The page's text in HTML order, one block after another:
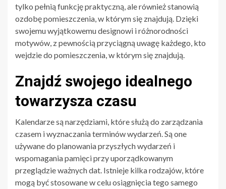
tylko pełnią funkcję praktyczną, ale również stanowią
ozdobę pomieszczenia, w którym się znajdują. Dzięki
swojemu wyjątkowemu designowi i różnorodności
motywów, z pewnością przyciągną uwagę każdego, kto
wejdzie do pomieszczenia, w którym się znajdują.
Znajdź swojego idealnego
towarzysza czasu
Kalendarze są narzędziami, które służą do zarządzania
czasem i wyznaczania terminów wydarzeń. Są one
używane do planowania przyszłych wydarzeń i
wspomagania pamięci przy uporządkowanym
przeglądzie ważnych dat. Istnieje kilka rodzajów, które
mogą być stosowane w celu osiągnięcia tego samego